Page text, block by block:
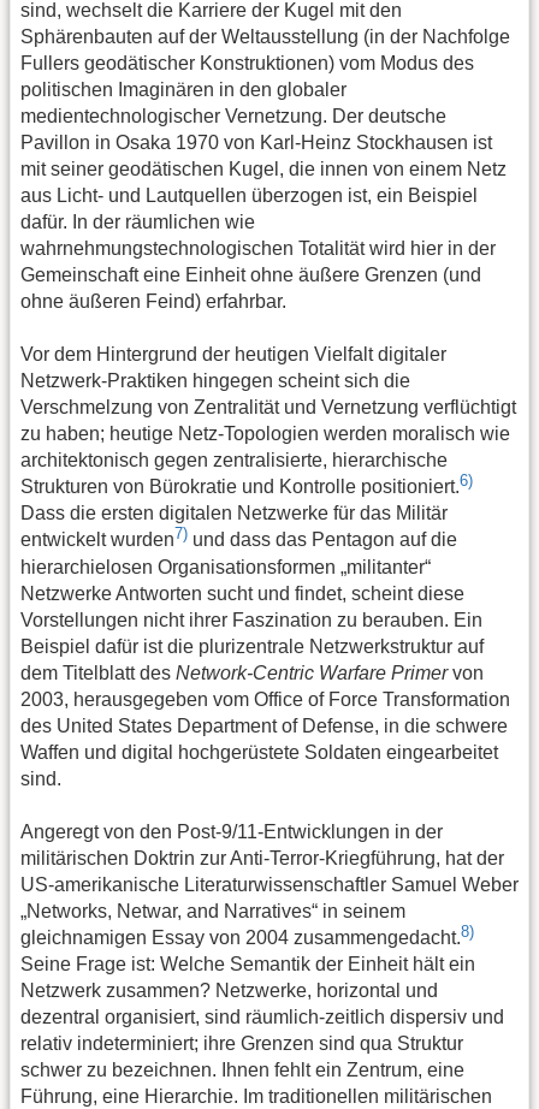
sind, wechselt die Karriere der Kugel mit den
Sphärenbauten auf der Weltausstellung (in der Nachfolge
Fullers geodätischer Konstruktionen) vom Modus des
politischen Imaginären in den globaler
medientechnologischer Vernetzung. Der deutsche
Pavillon in Osaka 1970 von Karl-Heinz Stockhausen ist
mit seiner geodätischen Kugel, die innen von einem Netz
aus Licht- und Lautquellen überzogen ist, ein Beispiel
dafür. In der räumlichen wie
wahrnehmungstechnologischen Totalität wird hier in der
Gemeinschaft eine Einheit ohne äußere Grenzen (und
ohne äußeren Feind) erfahrbar.
Vor dem Hintergrund der heutigen Vielfalt digitaler
Netzwerk-Praktiken hingegen scheint sich die
Verschmelzung von Zentralität und Vernetzung verflüchtigt
zu haben; heutige Netz-Topologien werden moralisch wie
architektonisch gegen zentralisierte, hierarchische
Strukturen von Bürokratie und Kontrolle positioniert.6)
Dass die ersten digitalen Netzwerke für das Militär
entwickelt wurden7) und dass das Pentagon auf die
hierarchielosen Organisationsformen „militanter“
Netzwerke Antworten sucht und findet, scheint diese
Vorstellungen nicht ihrer Faszination zu berauben. Ein
Beispiel dafür ist die plurizentrale Netzwerkstruktur auf
dem Titelblatt des Network-Centric Warfare Primervon
2003, herausgegeben vom Office of Force Transformation
des United States Department of Defense, in die schwere
Waffen und digital hochgerüstete Soldaten eingearbeitet
sind.
Angeregt von den Post-9/11-Entwicklungen in der
militärischen Doktrin zur Anti-Terror-Kriegführung, hat der
US-amerikanische Literaturwissenschaftler Samuel Weber
„Networks, Netwar, and Narratives“ in seinem
gleichnamigen Essay von 2004 zusammengedacht.8)
Seine Frage ist: Welche Semantik der Einheit hält ein
Netzwerk zusammen? Netzwerke, horizontal und
dezentral organisiert, sind räumlich-zeitlich dispersiv und
relativ indeterminiert; ihre Grenzen sind qua Struktur
schwer zu bezeichnen. Ihnen fehlt ein Zentrum, eine
Führung, eine Hierarchie. Im traditionellen militärischen